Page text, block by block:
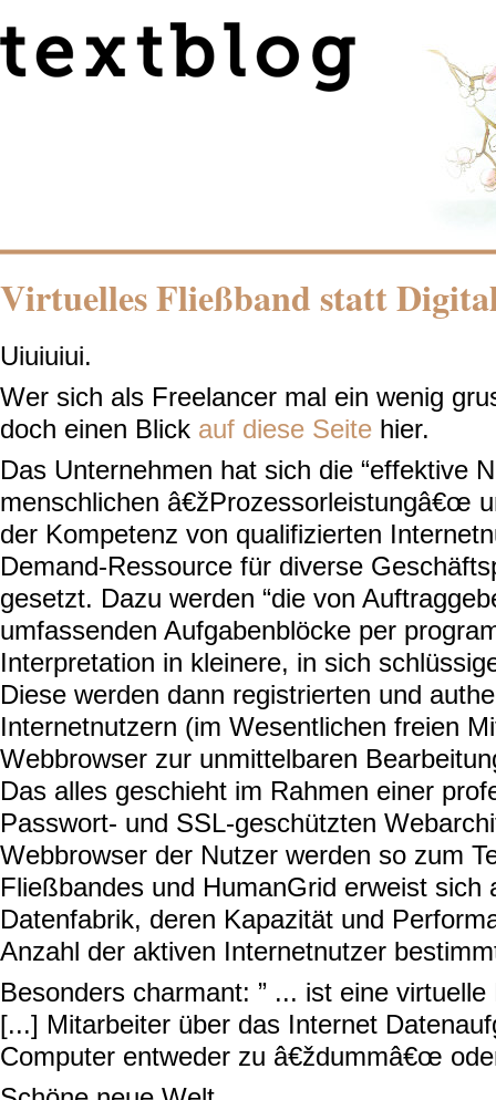
Virtuelles Fließband statt
Uiuiuiui.
Wer sich als Freelancer mal ein wenig
doch einen Blick auf diese Seite hier.
Das Unternehmen hat sich die “effektive
menschlichen â€žProzessorleistungâ€œ
der Kompetenz von qualifizierten
Demand-Ressource für diverse
gesetzt. Dazu werden “die von
umfassenden Aufgabenblöcke per
Interpretation in kleinere, in sich
Diese werden dann registrierten und
Internetnutzern (im Wesentlichen freien
Webbrowser zur unmittelbaren
Das alles geschieht im Rahmen einer
Passwort- und SSL-geschützten
Webbrowser der Nutzer werden so zum
Fließbandes und HumanGrid erweist sich
Datenfabrik, deren Kapazität und
Anzahl der aktiven Internetnutzer
Besonders charmant: ” ... ist eine
[...] Mitarbeiter über das Internet
Computer entweder zu â€ždummâ€œ